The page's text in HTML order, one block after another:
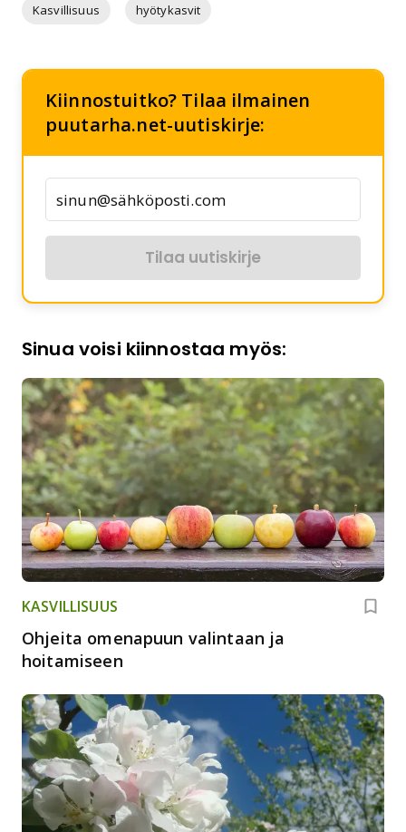
Kasvillisuus hyötykasvit
Kiinnostuitko? Tilaa ilmainen
puutarha.net-uutiskirje:
Tilaa uutiskirje
Sinua voisi kiinnostaa myös:
KASVILLISUUS
Ohjeita omenapuun valintaan ja
hoitamiseen